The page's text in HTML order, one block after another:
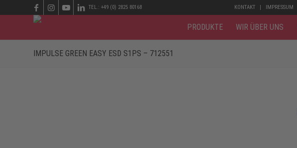
KONTAKT IMPRESSUM
TEL.: +49 (0) 2825 80168
PRODUKTE WIR ÜBER UNS
IMPULSE GREEN EASY ESD S1PS – 712551